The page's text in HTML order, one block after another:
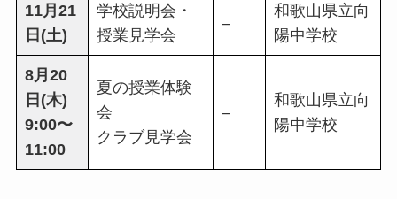
11月21
日(土)
学校説明会・
授業見学会
–
和歌山県立向
陽中学校
8月20
日(木)
9:00〜
11:00
夏の授業体験
会
クラブ見学会
–
和歌山県立向
陽中学校